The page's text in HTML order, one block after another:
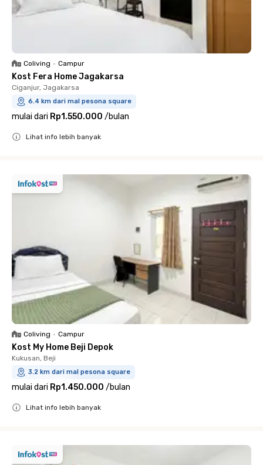
Coliving • Campur
Kost Fera Home Jagakarsa
Ciganjur, Jagakarsa
6.4 km dari mal pesona square
mulai dari Rp1.550.000 /bulan
Lihat info lebih banyak
Coliving • Campur
Kost My Home Beji Depok
Kukusan, Beji
3.2 km dari mal pesona square
mulai dari Rp1.450.000 /bulan
Lihat info lebih banyak